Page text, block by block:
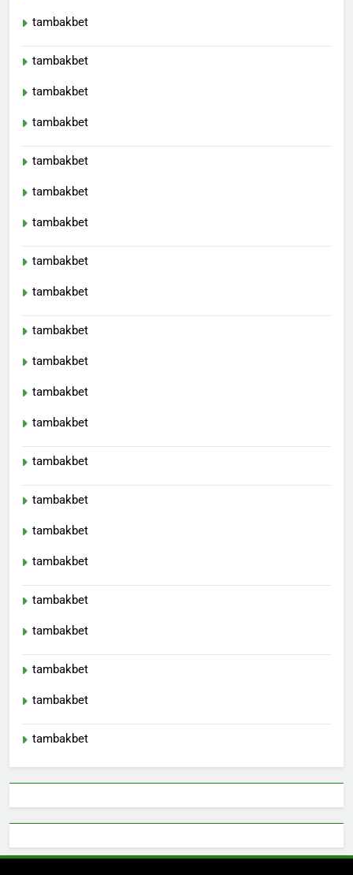
tambakbet
tambakbet
tambakbet
tambakbet
tambakbet
tambakbet
tambakbet
tambakbet
tambakbet
tambakbet
tambakbet
tambakbet
tambakbet
tambakbet
tambakbet
tambakbet
tambakbet
tambakbet
tambakbet
tambakbet
tambakbet
tambakbet